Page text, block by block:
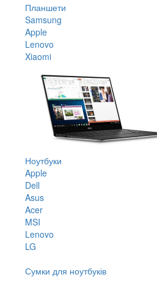
Планшети
Samsung
Apple
Lenovo
Xiaomi
Ноутбуки
Apple
Dell
Asus
Acer
MSI
Lenovo
LG
Сумки для ноутбуків